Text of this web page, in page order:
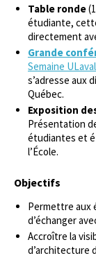
Table ronde
étudiante,
directement
Grande
Semaine
s’adresse aux
Québec.
Exposition
Présentation
étudiantes et
l’École.
Objectifs
Permettre aux
d’échanger
Accroître la
d’architecture